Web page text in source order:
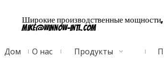
Широкие производственные мощности,
mike@winnow-intl.com
Дом О нас Продукты